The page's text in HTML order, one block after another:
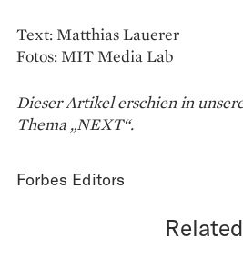
Text: Matthias Lauerer
Fotos: MIT Media Lab
Dieser Artikel erschien in
Thema „NEXT“.
Forbes Editors
Related